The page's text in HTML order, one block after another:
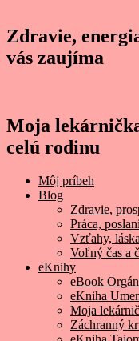
Zdravie,
vás zaujíma
Moja
celú rodinu
Môj príbeh
Blog
Zdravie,
Práca,
Vzťahy,
Voľný čas a
eKnihy
eBook
eKniha
Moja
Záchranný